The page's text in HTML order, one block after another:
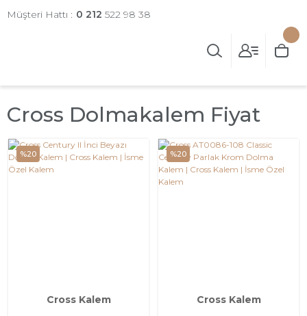
Müşteri Hattı : 0 212 522 98 38
Cross Dolmakalem Fiyat
%20
Cross Kalem
%20
Cross Kalem